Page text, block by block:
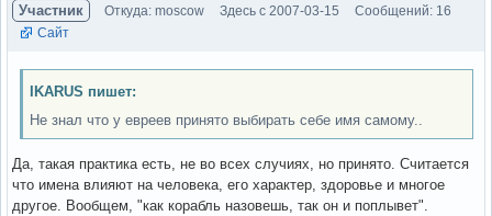
Участник Откуда: moscow Здесь с 2007-03-15
Сообщений: 16
Сайт
IKARUS пишет:
Не знал что у евреев принято выбирать себе имя самому..
Да, такая практика есть, не во всех случиях, но принято. Считается
что имена влияют на человека, его характер, здоровье и многое
другое. Вообщем, "как корабль назовешь, так он и поплывет".